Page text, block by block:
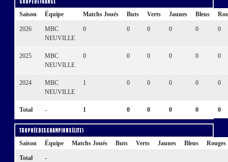
Saison Équipe Matchs Joués Buts Verts Jaunes Bleus
2026
MBC
NEUVILLE
0 0 0 0 0 0
2025
MBC
NEUVILLE
0 0 0 0 0 0
2024
MBC
NEUVILLE
1 0 0 0 0 0
Total - 1 0 0 0 0 0
Trophée des Champions Élite 1
Saison Équipe Matchs Joués Buts Verts Jaunes Bleus Rouges
Total -